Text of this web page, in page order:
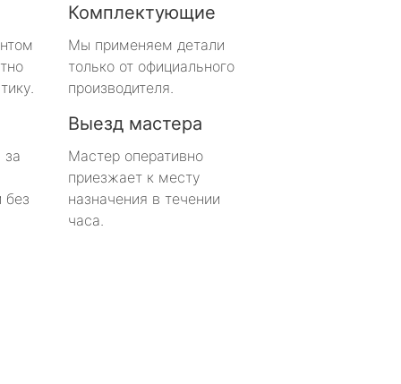
Комплектующие
Мы применяем детали
только от официального
производителя.
за
без
Выезд мастера
Мастер оперативно
приезжает к месту
назначения в течении
часа.